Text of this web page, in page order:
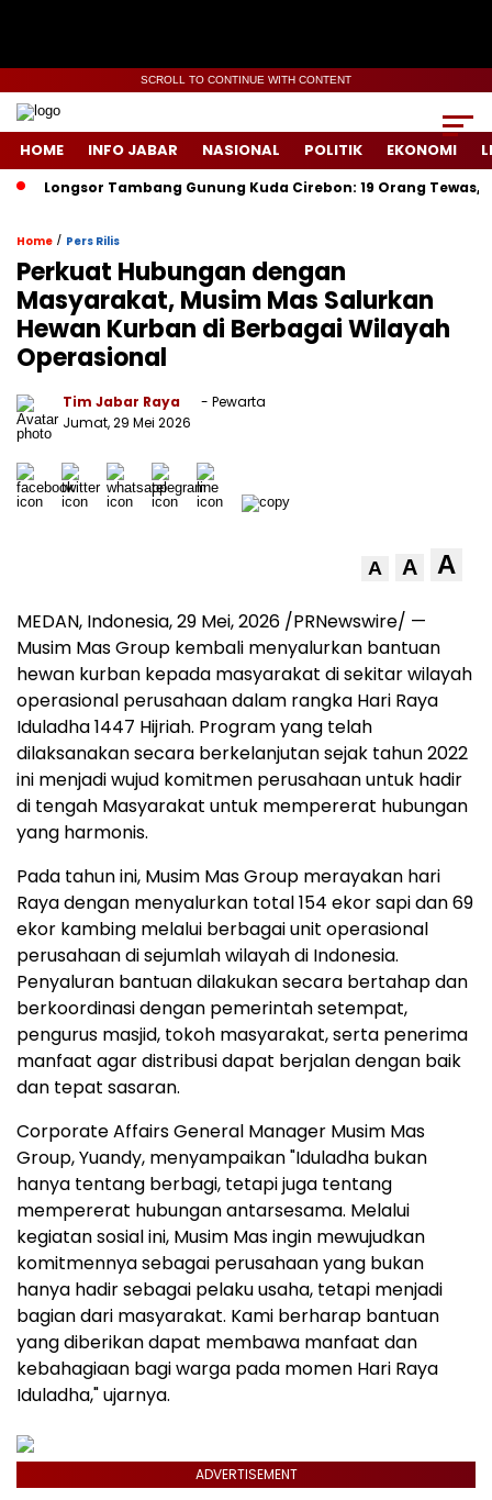
SCROLL TO CONTINUE WITH CONTENT
HOME INFO JABAR NASIONAL POLITIK EKONOMI
Tambang Gunung Kuda Cirebon: 19 Orang Tewas, Dua
Home / Pers Rilis
Perkuat Hubungan dengan
Masyarakat, Musim Mas Salurkan
Hewan Kurban di Berbagai Wilayah
Operasional
Tim Jabar Raya
- Pewarta
Jumat, 29 Mei 2026
A A A
MEDAN, Indonesia,29 Mei, 2026 /PRNewswire/ —
Musim Mas Group kembali menyalurkan bantuan
hewan kurban kepada masyarakat di sekitar wilayah
operasional perusahaan dalam rangka Hari Raya
Iduladha 1447 Hijriah. Program yang telah
dilaksanakan secara berkelanjutan sejak tahun 2022
ini menjadi wujud komitmen perusahaan untuk hadir
di tengah Masyarakat untuk mempererat hubungan
yang harmonis.
Pada tahun ini, Musim Mas Group merayakan hari
Raya dengan menyalurkan total 154 ekor sapi dan 69
ekor kambing melalui berbagai unit operasional
perusahaan di sejumlah wilayah di Indonesia.
Penyaluran bantuan dilakukan secara bertahap dan
berkoordinasi dengan pemerintah setempat,
pengurus masjid, tokoh masyarakat, serta penerima
manfaat agar distribusi dapat berjalan dengan baik
dan tepat sasaran.
Corporate Affairs General Manager Musim Mas
Group, Yuandy, menyampaikan "Iduladha bukan
hanya tentang berbagi, tetapi juga tentang
mempererat hubungan antarsesama. Melalui
kegiatan sosial ini, Musim Mas ingin mewujudkan
komitmennya sebagai perusahaan yang bukan
hanya hadir sebagai pelaku usaha, tetapi menjadi
bagian dari masyarakat. Kami berharap bantuan
yang diberikan dapat membawa manfaat dan
kebahagiaan bagi warga pada momen Hari Raya
Iduladha," ujarnya.
ADVERTISEMENT